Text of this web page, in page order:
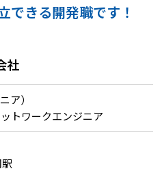
できる開発職です！
社
ア）
トワークエンジニア
岡駅